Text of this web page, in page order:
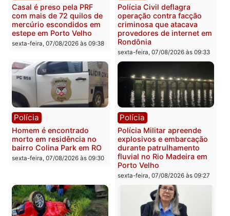
Polícia
2 MILHÕES – Unnesa
apresenta documentos
que comprovam
na operação alvo da PF
sexta-feira, 07/08/2026 às 12:24
Polícia
Polícia Federal apreende
400 quilos de drogas e
prende motorista em RO
sexta-feira, 07/08/2026 às
Polícia
Casal é preso pela PRF
estepe em Porto Velho
sexta-feira, 07/08/2026 às 09:38
Polícia
Polícia Civil deflagra
operação contra facção
criminosa que atacava
provedores de internet
Rondônia
sexta-feira, 07/08/2026 às